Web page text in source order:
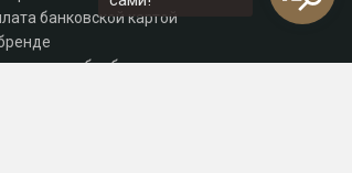
банковской картой
на обработку персональных данных